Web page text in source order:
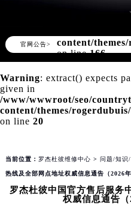
官网公告>
:
content/
on line166
Warning: extract() expects
given in
/www/wwwroot/seo/
content/themes/
on line 20
当前位置： 罗杰杜彼维修中心 > 问题/知识
热线及全部网点地址权威信息通告（2026年
罗杰杜彼中国官方售后服务
权威信息通告（